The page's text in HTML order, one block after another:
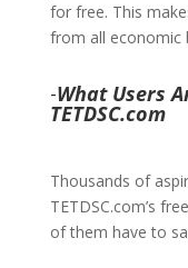
for free. This
from all economic
-What Users
TETDSC.com
Thousands of
TETDSC.com’s
of them have to